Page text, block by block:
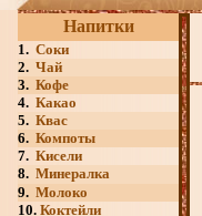
Напитки
1. Соки
2. Чай
3. Кофе
4. Какао
5. Квас
6. Компоты
7. Кисели
8. Минералка
9. Молоко
10. Коктейли